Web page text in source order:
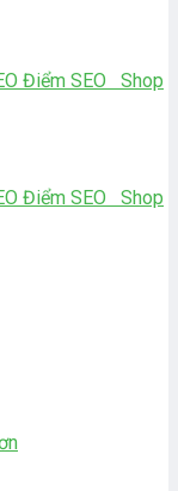
Điểm SEO Shop
Điểm SEO Shop